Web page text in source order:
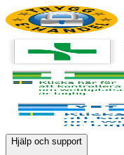
Hjälp och support